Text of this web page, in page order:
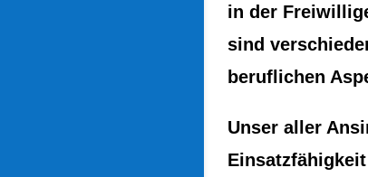
in der
sind
beruflichen
Unser aller